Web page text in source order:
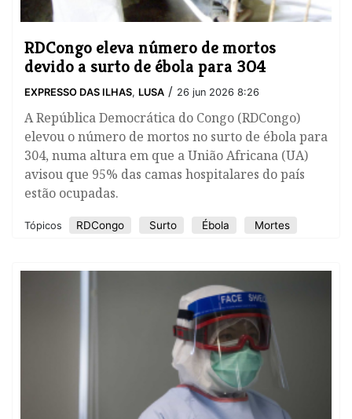
RDCongo eleva número de mortos
devido a surto de ébola para 304
EXPRESSO DAS ILHAS, LUSA / 26 jun 2026 8:26
A República Democrática do Congo (RDCongo)
elevou o número de mortos no surto de ébola para
304, numa altura em que a União Africana (UA)
avisou que 95% das camas hospitalares do país
estão ocupadas.
Tópicos RDCongo Surto Ébola Mortes